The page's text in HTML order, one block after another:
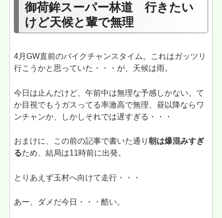
御荷鉾スーパー林道 行きたい
けど天候と輩で無理
4月GW直前のバイクチャンスタイム。これはガッツリ
行こうかと思っていた・・・が、天候は雨。
今日は止んだけど、午前中は無理な予感しかない。て
か目視でもうガスってる率激高で無理、昼以降ならワ
ンチャンか、しかしそれでは遅すぎる・・・
おまけに、この前の記事で書いた通り朝は爆混みすぎ
るため、結局は11時前に出発。
とりあえず玉村へ向けて走行・・・
あー、ダメだ今日・・・酷い。